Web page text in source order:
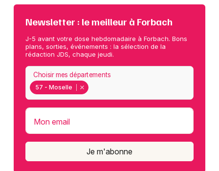
Newsletter : le meilleur à Forbach
J-5 avant votre dose hebdomadaire à Forbach. Bons
plans, sorties, événements : la sélection de la
rédaction JDS, chaque jeudi.
57 - Moselle
Choisir mes départements
Mon email
Je m'abonne